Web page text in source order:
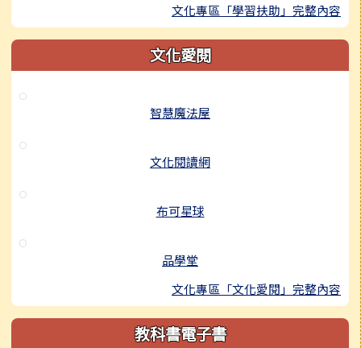
文化專區「學習扶助」完整內容
文化愛閱
智慧魔法屋
文化閱讀網
布可星球
品學堂
文化專區「文化愛閱」完整內容
教科書電子書